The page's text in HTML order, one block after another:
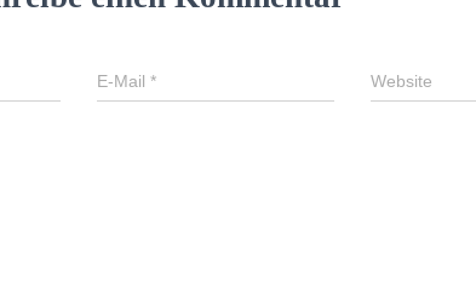
E-Mail* Website